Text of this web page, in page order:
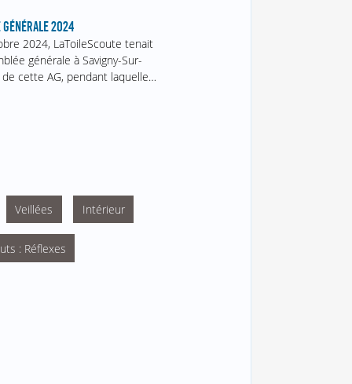
GÉNÉRALE 2024
2024, LaToileScoute tenait
générale à Savigny-Sur-
de cette AG, pendant laquelle…
Veillées Intérieur
: Réflexes